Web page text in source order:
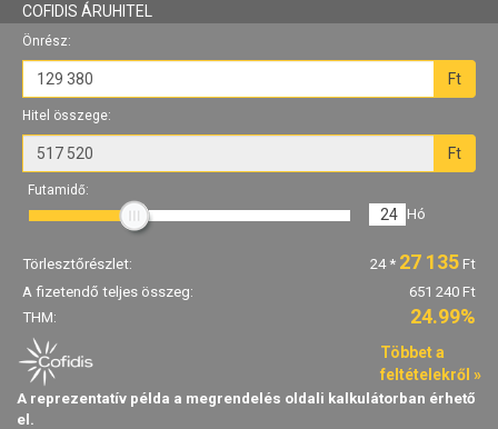
COFIDIS ÁRUHITEL
Önrész:
Ft
Hitel összege:
Ft
Futamidő:
24 Hó
Törlesztőrészlet: 24* 27 135 Ft
A fizetendő teljes összeg:
651 240 Ft
THM:
24.99%
Többet a
feltételekről »
A reprezentatív példa a megrendelés oldali kalkulátorban érhető
el.